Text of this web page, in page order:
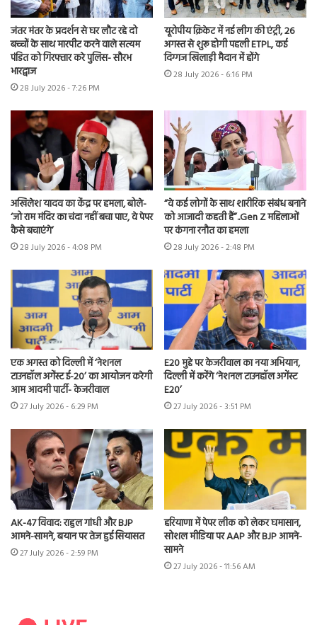
जंतर मंतर के प्रदर्शन से घर लौट रहे दो
बच्चों के साथ मारपीट करने वाले सत्यम
पंडित को गिरफ्तार करे पुलिस- सौरभ
भारद्वाज
28 July 2026 - 7:26 PM
यूरोपीय क्रिकेट में नई लीग की एंट्री, 26
अगस्त से शुरू होगी पहली ETPL, कई
दिग्गज खिलाड़ी मैदान में होंगे
28 July 2026 - 6:16 PM
अखिलेश यादव का केंद्र पर हमला, बोले-
‘जो राम मंदिर का चंदा नहीं बचा पाए, वे पेपर
कैसे बचाएंगे’
28 July 2026 - 4:08 PM
“वे कई लोगों के साथ शारीरिक संबंध बनाने
को आजादी कहती हैं”..Gen Z महिलाओं
पर कंगना रनौत का हमला
28 July 2026 - 2:48 PM
एक अगस्त को दिल्ली में ‘नेशनल
टाउनहॉल अगेंस्ट ई-20’ का आयोजन करेगी
आम आदमी पार्टी- केजरीवाल
27 July 2026 - 6:29 PM
E20 मुद्दे पर केजरीवाल का नया अभियान,
दिल्ली में करेंगे ‘नेशनल टाउनहॉल अगेंस्ट
E20’
27 July 2026 - 3:51 PM
AK-47 विवाद: राहुल गांधी और BJP
आमने-सामने, बयान पर तेज हुई सियासत
27 July 2026 - 2:59 PM
हरियाणा में पेपर लीक को लेकर घमासान,
सोशल मीडिया पर AAP और BJP आमने-
सामने
27 July 2026 - 11:56 AM